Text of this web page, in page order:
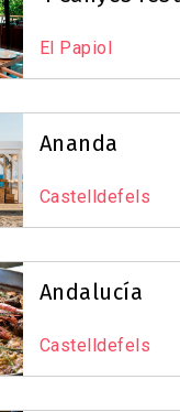
3
22
El Papiol
Ananda
Castelldefels
Andalucía
Castelldefels